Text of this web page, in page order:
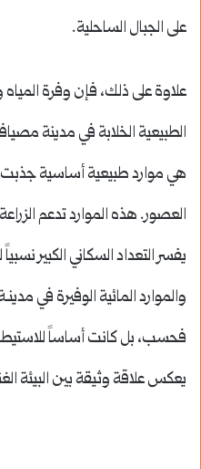
على الجبال الساحلية.
علاوة على ذلك، فإن وفرة المياه
الطبيعية الخلابة في مدينة
هي موارد طبيعية أساسية جذبت
العصور. هذه الموارد تدعم
يفسر التعداد السكاني الكبير
والموارد المائية الوفيرة في
فحسب، بل كانت أساساً
يعكس علاقة وثيقة بين البيئة